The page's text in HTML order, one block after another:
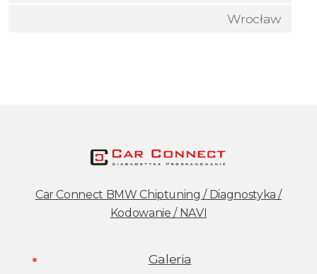
Wrocław
Car Connect BMW Chiptuning / Diagnostyka /
Kodowanie / NAVI
Galeria